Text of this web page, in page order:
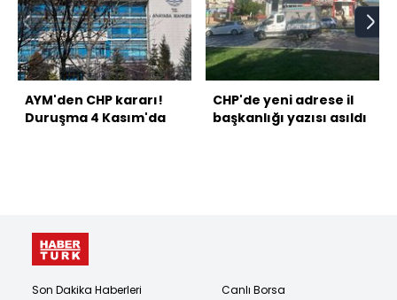
AYM'den CHP kararı!
Duruşma 4 Kasım'da
CHP'de yeni adrese il
başkanlığı yazısı asıldı
Son Dakika Haberleri
Canlı Borsa